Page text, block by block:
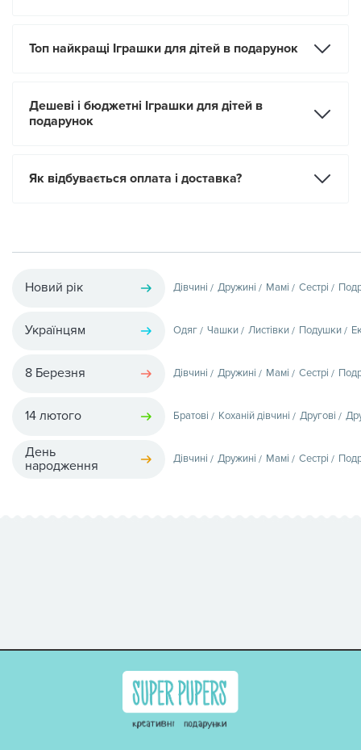
Топ найкращі Іграшки для дітей в подарунок
Дешеві і бюджетні Іграшки для дітей в
подарунок
Як відбувається оплата і доставка?
Новий рік Дівчині Дружині Мамі Сестрі
Українцям Одяг Чашки Листівки Подушки
8 Березня Дівчині Дружині Мамі Сестрі
14 лютого Братові Коханій дівчині Другові
День
народження
Дівчині Дружині Мамі Сестрі